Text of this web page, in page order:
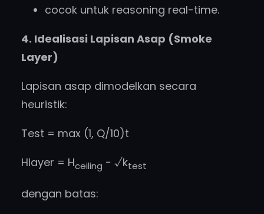
cocok untuk reasoning real-time.
4. Idealisasi Lapisan Asap (Smoke
Layer)
Lapisan asap dimodelkan secara
heuristik:
Test = max (1, Q/10)t
Hlayer = Hceiling − √ktest
dengan batas: